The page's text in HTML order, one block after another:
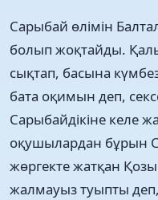
Сарыбай өлімін
болып жоқтайды.
сықтап, басына
бата оқимын деп,
Сарыбайдікіне келе
оқушылардан бұрын
жөргекте жатқан
жалмауыз туыпты